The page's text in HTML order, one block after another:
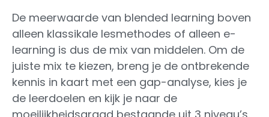
De meerwaarde van blended learning boven
alleen klassikale lesmethodes of alleen e-
learning is dus de mix van middelen. Om de
juiste mix te kiezen, breng je de ontbrekende
kennis in kaart met een gap-analyse, kies je
de leerdoelen en kijk je naar de